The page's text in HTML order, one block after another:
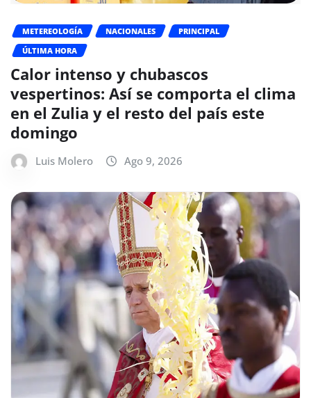
METEREOLOGÍA NACIONALES
PRINCIPAL
ÚLTIMA HORA
Calor intenso y chubascos
vespertinos: Así se comporta el clima
en el Zulia y el resto del país este
domingo
Luis Molero Ago 9, 2026